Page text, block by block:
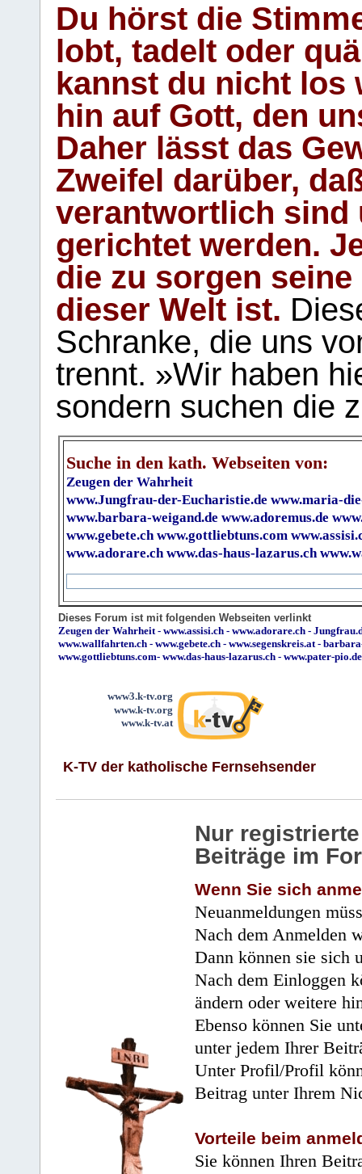
Du hörst die
lobt, tadelt oder
kannst du nicht los
hin auf Gott, den
Daher lässt das
Zweifel darüber,
verantwortlich sind
gerichtet werden.
die zu sorgen
dieser Welt ist.
Schranke, die uns
trennt. »Wir haben
sondern suchen die
Suche in den kath. Webseiten von:
Zeugen der Wahrheit
www.Jungfrau-der-Eucharistie.de www.maria-
www.barbara-weigand.de www.adoremus.de
www.gebete.ch www.gottliebtuns.com
www.adorare.ch www.das-haus-lazarus.ch
Dieses Forum ist mit folgenden Webseiten verlinkt
Zeugen der Wahrheit- www.assisi.ch - www.adorare.ch -
www.wallfahrten.ch - www.gebete.ch - www.segenskreis.at-
www.gottliebtuns.com- www.das-haus-lazarus.ch - www.pater-pio.de
www3.k-tv.org
www.k-tv.org
www.k-tv.at
K-TV der katholische Fernsehsender
Nur
Beiträge im
Wenn Sie sich
Neuanmeldungen
Nach dem Anmelden
Dann können sie sich
Nach dem Einloggen
ändern oder weitere
Ebenso können Sie
unter jedem Ihrer
Unter Profil/Profil
Beitrag unter Ihrem
Vorteile beim
Sie können Ihren